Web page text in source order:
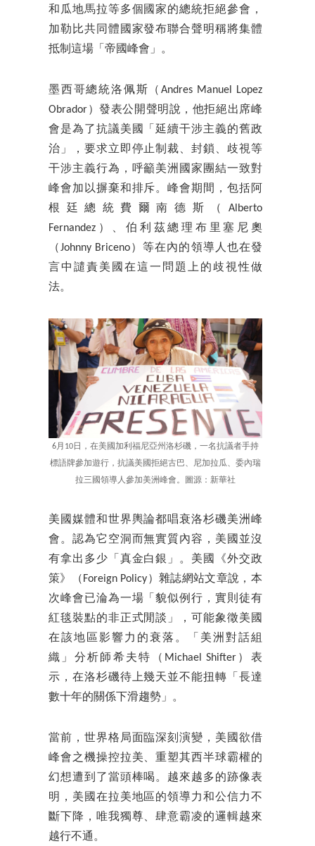
和瓜地馬拉等多個國家的總統拒絕參會，
加勒比共同體國家發布聯合聲明稱將集體
抵制這場「帝國峰會」。
墨西哥總統洛佩斯（Andres Manuel Lopez
Obrador）發表公開聲明說，他拒絕出席峰
會是為了抗議美國「延續干涉主義的舊政
治」，要求立即停止制裁、封鎖、歧視等
干涉主義行為，呼籲美洲國家團結一致對
峰會加以摒棄和排斥。峰會期間，包括阿
根廷總統費爾南德斯（Alberto
Fernandez）、伯利茲總理布里塞尼奧
（Johnny Briceno）等在內的領導人也在發
言中譴責美國在這一問題上的歧視性做
法。
6月10日，在美國加利福尼亞州洛杉磯，一名抗議者手持
標語牌參加遊行，抗議美國拒絕古巴、尼加拉瓜、委內瑞
拉三國領導人參加美洲峰會。圖源：新華社
美國媒體和世界輿論都唱衰洛杉磯美洲峰
會。認為它空洞而無實質內容，美國並沒
有拿出多少「真金白銀」。美國《外交政
策》（Foreign Policy）雜誌網站文章說，本
次峰會已淪為一場「貌似例行，實則徒有
紅毯裝點的非正式閒談」，可能象徵美國
在該地區影響力的衰落。「美洲對話組
織」分析師希夫特（Michael Shifter）表
示，在洛杉磯待上幾天並不能扭轉「長達
數十年的關係下滑趨勢」。
當前，世界格局面臨深刻演變，美國欲借
峰會之機操控拉美、重塑其西半球霸權的
幻想遭到了當頭棒喝。越來越多的跡像表
明，美國在拉美地區的領導力和公信力不
斷下降，唯我獨尊、肆意霸凌的邏輯越來
越行不通。